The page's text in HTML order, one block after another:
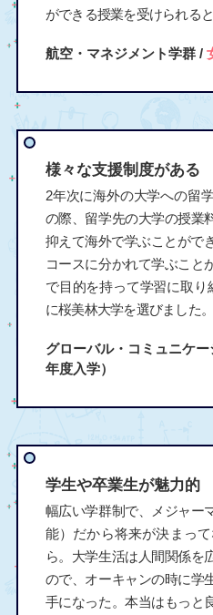
ができる授業を受けられる
航空・マネジメント学群 /
様々な支援制度がある
2年次に海外の大学への留
の際、留学先の大学の授業
抑えて海外で学ぶことがで
コースに分かれて学ぶこと
で目的を持って学習に取
に桜美林大学を選びました。
グローバル・コミュニケ
年度入学）
学生や卒業生が魅力的
幅広い学群制で、メジャー
能）だから将来が決まっ
ら。大学生活は人間関係を
ので、オーキャンの時に学
手になった。本当はもっと